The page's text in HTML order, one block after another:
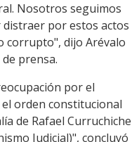
Nosotros seguimos
distraer por estos actos
corrupto", dijo Arévalo
prensa.
por el
orden constitucional
de Rafael Curruchiche
Judicial)", concluyó